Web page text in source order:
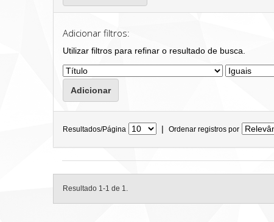
Adicionar filtros:
Utilizar filtros para refinar o resultado de busca.
Resultados/Página | Ordenar registros por
Resultado 1-1 de 1.